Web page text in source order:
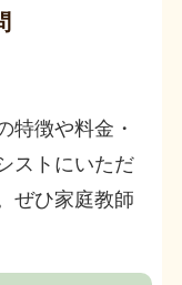
特徴や料金・
ストにいただ
ぜひ家庭教師